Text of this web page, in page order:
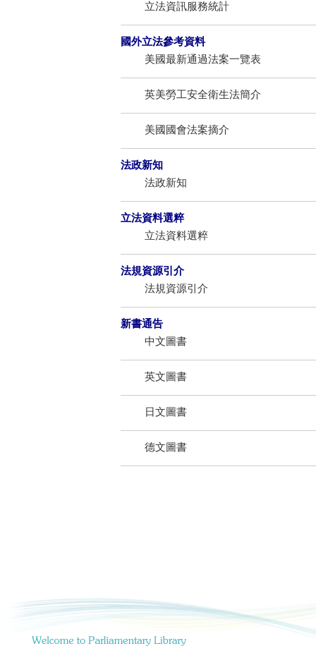
立法資訊服務統計
國外立法參考資料
美國最新通過法案一覽表
英美勞工安全衛生法簡介
美國國會法案摘介
法政新知
法政新知
立法資料選粹
立法資料選粹
法規資源引介
法規資源引介
新書通告
中文圖書
英文圖書
日文圖書
德文圖書